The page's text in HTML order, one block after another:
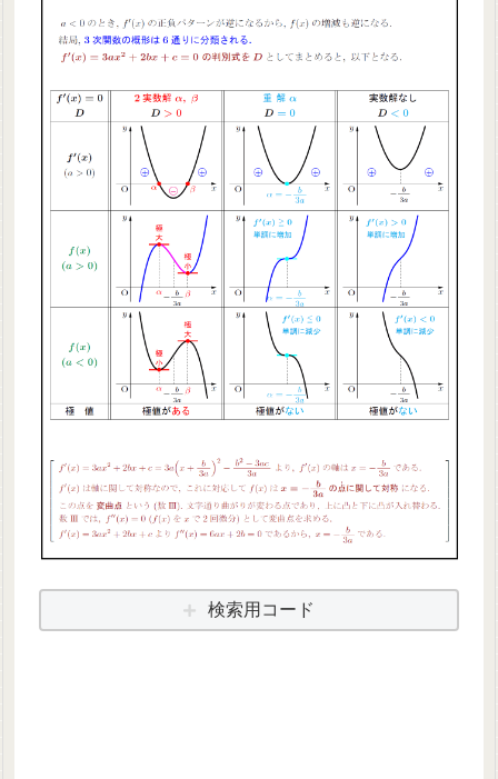
検索用コード